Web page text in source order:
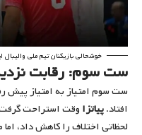
خوشحالی بازیکنان تیم ملی والیبال
ست سوم: رقابت
افتاد.پیاتزا